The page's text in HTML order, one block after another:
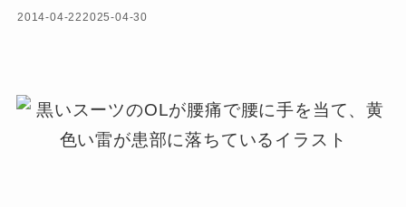
2014-04-222025-04-30